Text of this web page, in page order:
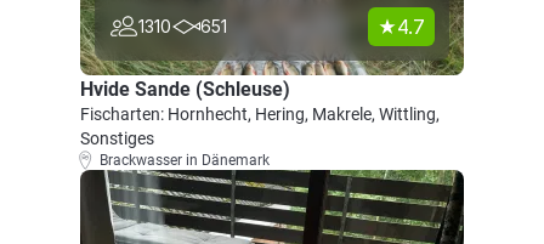
1310 651 4.7
Hvide Sande (Schleuse)
Fischarten: Hornhecht, Hering, Makrele, Wittling,
Sonstiges
Brackwasser in Dänemark